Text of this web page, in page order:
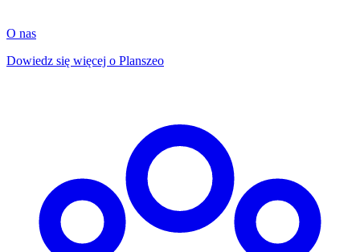
O nas
Dowiedz się więcej o Planszeo